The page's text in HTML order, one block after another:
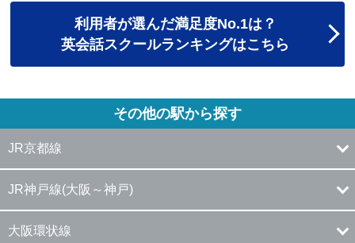
利用者が選んだ満足度No.1は？
英会話スクールランキングはこちら
その他の駅から探す
JR京都線
JR神戸線(大阪～神戸)
大阪環状線